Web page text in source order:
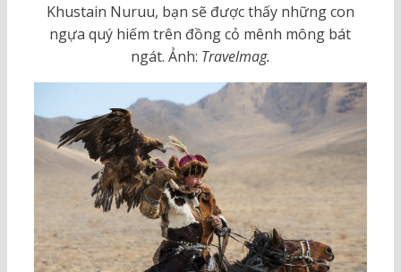
Khustain Nuruu, bạn sẽ được thấy những con
ngựa quý hiếm trên đồng cỏ mênh mông bát
ngát. Ảnh: Travelmag.